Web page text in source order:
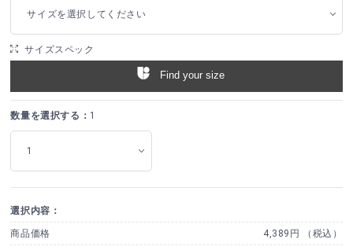
サイズを選択してください
サイズスペック
Find your size
数量を選択する： 1
選択内容：
商品価格 4,389円 （税込）